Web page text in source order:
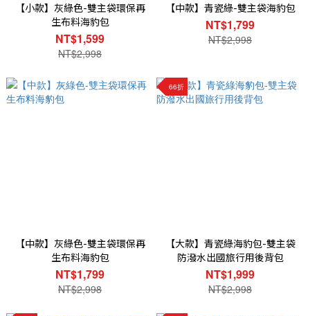
【小款】灰綠色-雙主袋環保再
生布料海豹包
NT$1,599
NT$2,998
【中款】青瓷綠-雙主袋海豹包
NT$1,799
NT$2,998
【中款】灰綠色-雙主袋環保再
生布料海豹包
NT$1,799
NT$2,998
66折
【大款】青瓷綠海豹包-雙主袋
防潑水出國旅行用後背包
NT$1,999
NT$2,998